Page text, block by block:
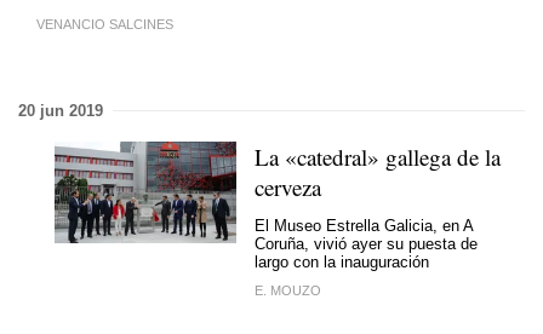
VENANCIO SALCINES
20 jun 2019
La «catedral» gallega de la
cerveza
El Museo Estrella Galicia, en A
Coruña, vivió ayer su puesta de
largo con la inauguración
E. MOUZO